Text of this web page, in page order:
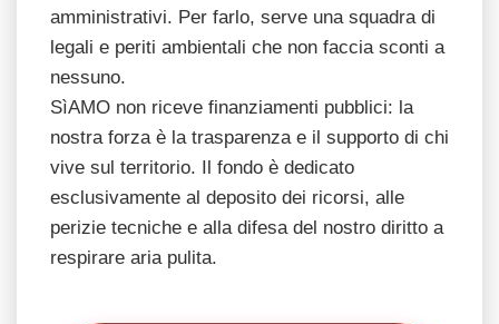
amministrativi. Per farlo, serve una squadra di
legali e periti ambientali che non faccia sconti a
nessuno.
SìAMO non riceve finanziamenti pubblici: la
nostra forza è la trasparenza e il supporto di chi
vive sul territorio. Il fondo è dedicato
esclusivamente al deposito dei ricorsi, alle
perizie tecniche e alla difesa del nostro diritto a
respirare aria pulita.